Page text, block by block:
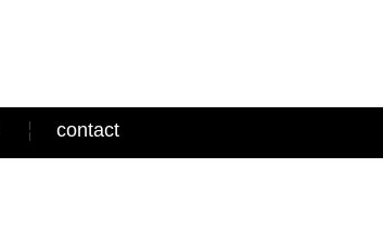
contact